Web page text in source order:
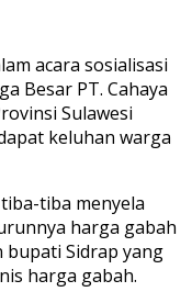
acara sosialisasi
Besar PT. Cahaya
Sulawesi
keluhan warga
tiba menyela
harga gabah
bupati Sidrap yang
harga gabah.